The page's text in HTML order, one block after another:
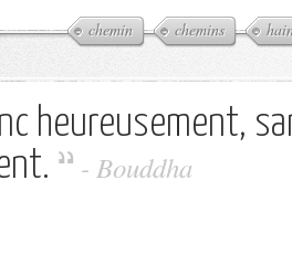
chemin chemins
heureusement,
- Bouddha